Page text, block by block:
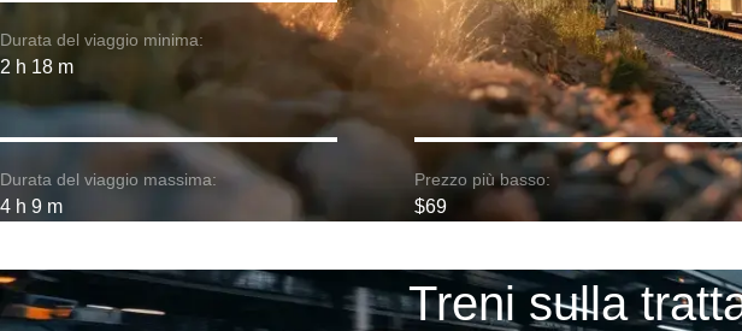
Durata del viaggio minima:
2 h 18 m
Durata del viaggio massima:
4 h 9 m
Prezzo più basso:
$69
Treni sulla